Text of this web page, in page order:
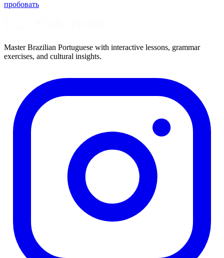
пробовать
Master Brazilian Portuguese with interactive lessons, grammar
exercises, and cultural insights.